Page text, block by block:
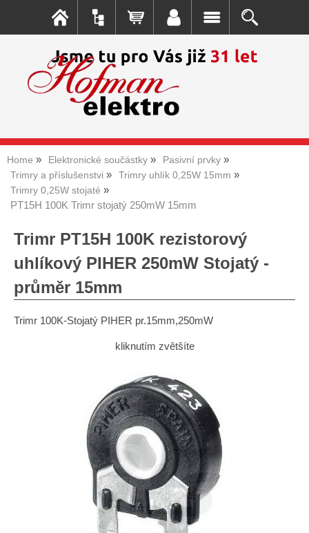
Home Elektronické součástky
Pasivní prvky
Trimry a příslušenstvi
Trimry uhlík 0,25W 15mm
Trimry 0,25W stojaté
PT15H 100K Trimr stojatý 250mW 15mm
Trimr PT15H 100K rezistorový
uhlíkový PIHER 250mW Stojatý -
průměr 15mm
Trimr 100K-Stojatý PIHER pr.15mm,250mW
kliknutím zvětšíte